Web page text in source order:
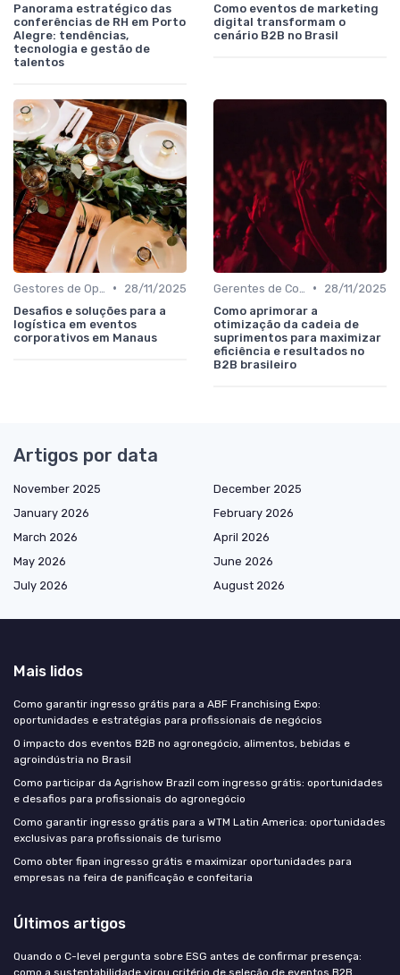
Panorama estratégico das
conferências de RH em Porto
Alegre: tendências,
tecnologia e gestão de
talentos
Como eventos de marketing
digital transformam o
cenário B2B no Brasil
•
28/11/2025
Desafios e soluções para a
logística em eventos
corporativos em Manaus
•
28/11/2025
Como aprimorar a
otimização da cadeia de
suprimentos para maximizar
eficiência e resultados no
B2B brasileiro
Artigos por data
November 2025
December 2025
January 2026
February 2026
March 2026
April 2026
May 2026
June 2026
July 2026
August 2026
Mais lidos
Como garantir ingresso grátis para a ABF Franchising Expo:
oportunidades e estratégias para profissionais de negócios
O impacto dos eventos B2B no agronegócio, alimentos, bebidas e
agroindústria no Brasil
Como participar da Agrishow Brazil com ingresso grátis: oportunidades
e desafios para profissionais do agronegócio
Como garantir ingresso grátis para a WTM Latin America: oportunidades
exclusivas para profissionais de turismo
Como obter fipan ingresso grátis e maximizar oportunidades para
empresas na feira de panificação e confeitaria
Últimos artigos
Quando o C-level pergunta sobre ESG antes de confirmar presença:
como a sustentabilidade virou critério de seleção de eventos B2B